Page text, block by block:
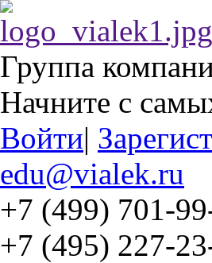
Группа
Начните с
Войти|
edu@vialek.ru
+7 (499) 701-
+7 (495) 227-